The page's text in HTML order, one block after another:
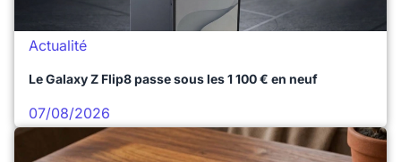
Actualité
Le Galaxy Z Flip8 passe sous les 1 100 € en neuf
07/08/2026